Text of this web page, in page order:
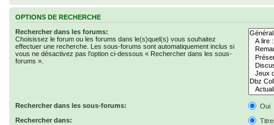
OPTIONS DE RECHERCHE
Rechercher dans les forums:
Choisissez le forum ou les forums dans le(s)quel(s) vous souhaitez
effectuer une recherche. Les sous-forums sont automatiquement inclus si
vous ne désactivez pas l’option ci-dessous « Rechercher dans les sous-
forums ».
Rechercher dans les sous-forums:
Oui
Rechercher dans: